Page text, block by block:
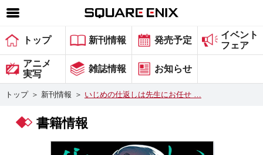
SQUARE ENIX 公式サイトメニュー
ゲーム
マガジン＆ブックス
グッズ
トップ 新刊情報 発売予定
イベント
フェア
アニメ
実写
雑誌情報 お知らせ
トップ ＞ 新刊情報 ＞ いじめの仕返しは先生にお任せ …
書籍情報